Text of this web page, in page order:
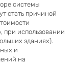
системы
стать причиной
при использовании
зданиях).
и
на